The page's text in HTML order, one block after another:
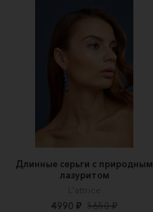
Длинные серьги с природным
лазуритом
L'attrice
4990 ₽ 5650 ₽